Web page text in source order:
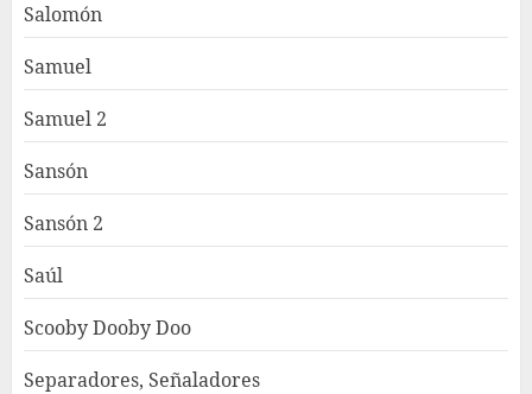
Salomón
Samuel
Samuel 2
Sansón
Sansón 2
Saúl
Scooby Dooby Doo
Separadores, Señaladores